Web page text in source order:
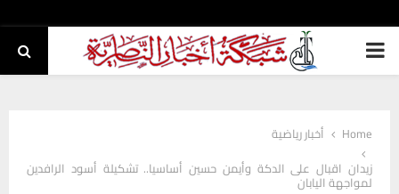
PRIMARY
Home
أخبار رياضية
زيدان اقبال على الدكة وأيمن حسين أساسيا.. تشكيلة أسود الرافدين
لمواجهة اليابان